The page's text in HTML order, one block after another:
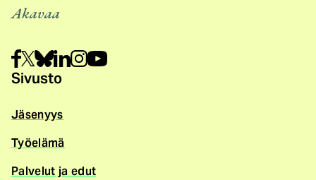
Akavaa
Sivusto
Jäsenyys
Työelämä
Palvelut ja edut